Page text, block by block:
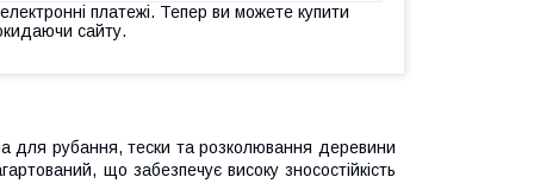
платежі. Тепер ви можете купити
сайту.
для рубання, тески та розколювання деревини
що забезпечує високу зносостійкість